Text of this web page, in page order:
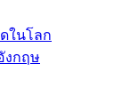
ในโลก
งกฤษ